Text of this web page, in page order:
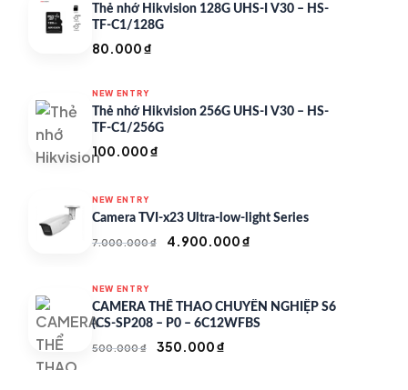
Thẻ nhớ Hikvision 128G UHS-I V30 – HS-
TF-C1/128G
80.000₫
NEW ENTRY
Thẻ nhớ Hikvision 256G UHS-I V30 – HS-
TF-C1/256G
100.000₫
NEW ENTRY
Camera TVI-x23 Ultra-low-light Series
7.000.000₫
Giá
7.000.000 ₫.
4.900.000₫
là:
4.900.000 ₫.
NEW ENTRY
CAMERA THỂ THAO CHUYÊN NGHIỆP S6
(CS-SP208 – P0 – 6C12WFBS
500.000₫
Giá
350.000₫